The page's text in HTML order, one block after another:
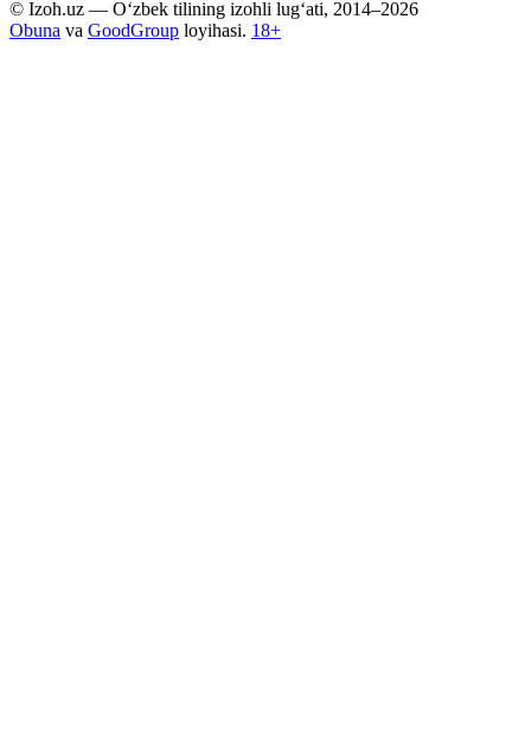
© Izoh.uz — O‘zbek tilining izohli lug‘ati, 2014–2026
Obuna va GoodGroup loyihasi. 18+